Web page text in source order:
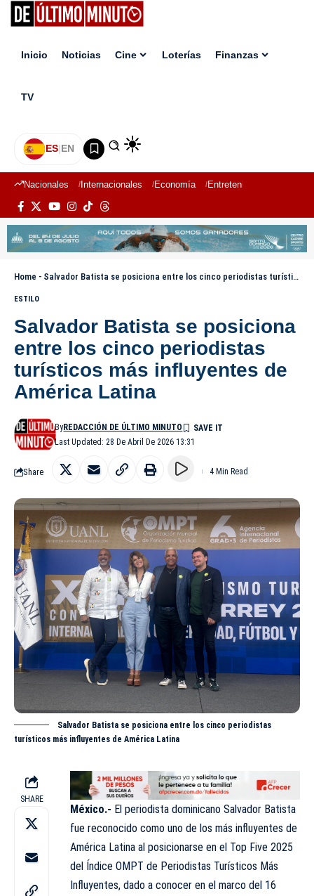
Inicio Noticias Cine Loterías Finanzas
TV
ES|EN
Nacionales Internacionales Economía Entretenimiento
Home - Salvador Batista se posiciona entre los cinco periodistas turísticos más influyentes de América Latina
ESTILO
Salvador Batista se posiciona
entre los cinco periodistas
turísticos más influyentes de
América Latina
Last Updated: 28 De Abril De 2026 13:31
ByREDACCIÓN DE ÚLTIMO MINUTO
Share 4 Min Read
Salvador Batista se posiciona entre los cinco periodistas
turísticos más influyentes de América Latina
SHARE
México.- El periodista dominicano Salvador Batista
fue reconocido como uno de los más influyentes de
América Latina al posicionarse en el Top Five 2025
del Índice OMPT de Periodistas Turísticos Más
Influyentes, dado a conocer en el marco del 16